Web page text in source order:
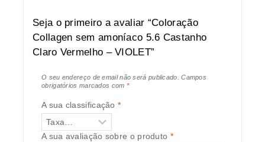
Seja o primeiro a avaliar “Coloração
Collagen sem amoníaco 5.6 Castanho
Claro Vermelho – VIOLET”
O seu endereço de email não será publicado.
Campos
obrigatórios marcados com *
A sua classificação*
A sua avaliação sobre o produto *